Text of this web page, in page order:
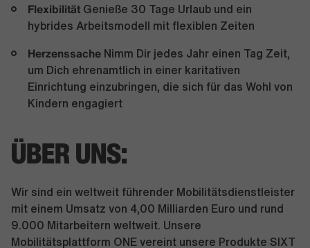
Flexibilität Genieße 30 Tage Urlaub und ein
hybrides Arbeitsmodell mit flexiblen Zeiten
Herzenssache Nimm Dir jedes Jahr einen Tag Zeit,
um Dich ehrenamtlich in einer karitativen
Einrichtung einzubringen, die sich für das Wohl von
Kindern engagiert
ÜBER UNS:
Wir sind ein weltweit führender Mobilitätsdienstleister
mit einem Umsatz von 4,00 Milliarden Euro und rund
9.000 Mitarbeitern weltweit. Unsere
Mobilitätsplattform ONE vereint unsere Produkte SIXT